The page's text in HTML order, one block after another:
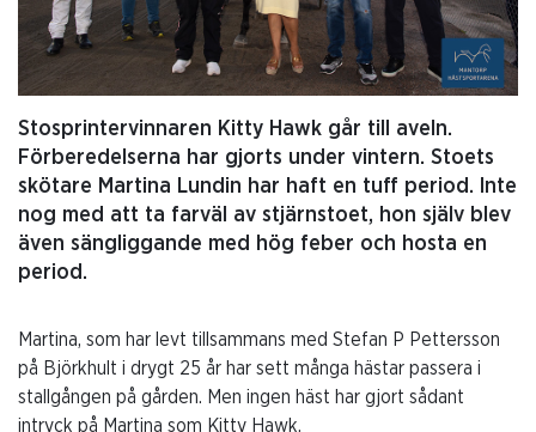
Stosprintervinnaren Kitty Hawk går till aveln.
Förberedelserna har gjorts under vintern. Stoets
skötare Martina Lundin har haft en tuff period. Inte
nog med att ta farväl av stjärnstoet, hon själv blev
även sängliggande med hög feber och hosta en
period.
Martina, som har levt tillsammans med Stefan P Pettersson
på Björkhult i drygt 25 år har sett många hästar passera i
stallgången på gården. Men ingen häst har gjort sådant
intryck på Martina som Kitty Hawk.